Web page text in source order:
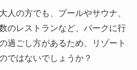
人の方でも、プールやサウナ、
のレストランなど、パークに行
過ごし方があるため、リゾート
ではないでしょうか？